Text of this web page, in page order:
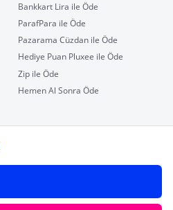
Bankkart Lira ile Öde
ParafPara ile Öde
Pazarama Cüzdan ile Öde
Hediye Puan Pluxee ile Öde
Zip ile Öde
Hemen Al Sonra Öde